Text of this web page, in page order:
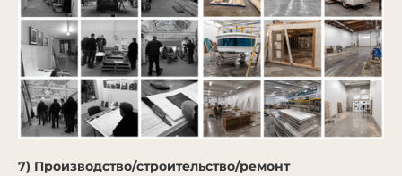
7) Производство/строительство/ремонт